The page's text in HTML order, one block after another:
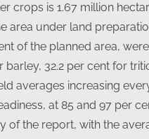
crops is 1.67 million
area under land
of the planned area,
32.2 per cent for
averages increasing
at 85 and 97 per
of the report, with the